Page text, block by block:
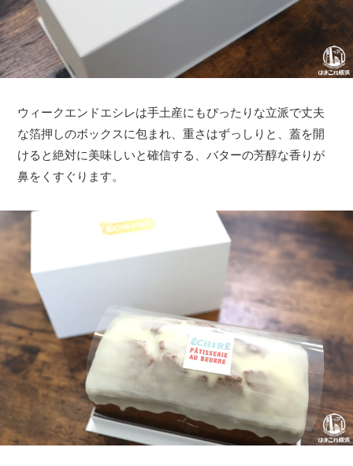
ウィークエンドエシレは手土産にもぴったりな立派で丈夫
な箔押しのボックスに包まれ、重さはずっしりと、蓋を開
けると絶対に美味しいと確信する、バターの芳醇な香りが
鼻をくすぐります。